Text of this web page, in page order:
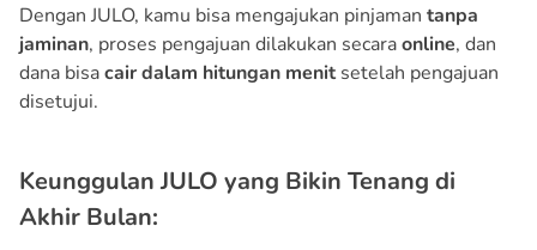
Dengan JULO, kamu bisa mengajukan pinjaman tanpa
jaminan, proses pengajuan dilakukan secaraonline, dan
dana bisacair dalam hitungan menitsetelah pengajuan
disetujui.
Keunggulan JULO yang Bikin Tenang di
Akhir Bulan: